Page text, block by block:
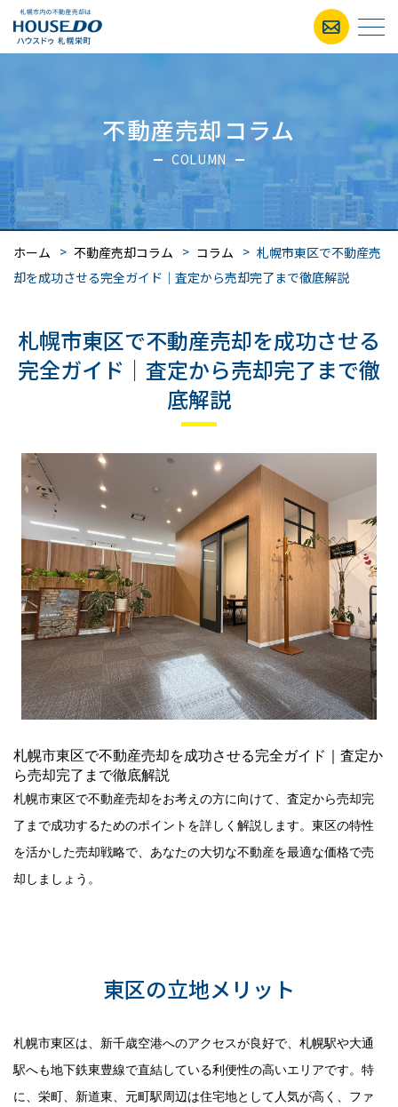
不動産売却コラム
COLUMN
ホーム 不動産売却コラム コラム
札幌市東区で不動産売
却を成功させる完全ガイド｜査定から売却完了まで徹底解説
札幌市東区で不動産売却を成功させる
完全ガイド｜査定から売却完了まで徹
底解説
札幌市東区で不動産売却を成功させる完全ガイド｜査定か
ら売却完了まで徹底解説
札幌市東区で不動産売却をお考えの方に向けて、査定から売却完
了まで成功するためのポイントを詳しく解説します。東区の特性
を活かした売却戦略で、あなたの大切な不動産を最適な価格で売
却しましょう。
東区の立地メリット
札幌市東区は、新千歳空港へのアクセスが良好で、札幌駅や大通
駅へも地下鉄東豊線で直結している利便性の高いエリアです。特
に、栄町、新道東、元町駅周辺は住宅地として人気が高く、ファ